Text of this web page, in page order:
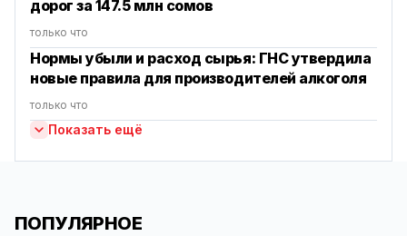
дорог за 147.5 млн сомов
только что
Нормы убыли и расход сырья: ГНС утвердила
новые правила для производителей алкоголя
только что
Показать ещё
ПОПУЛЯРНОЕ